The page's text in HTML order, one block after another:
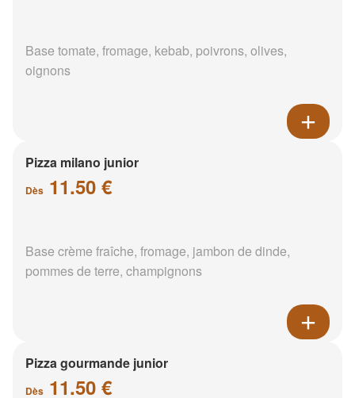
Base tomate, fromage, kebab, poivrons, olives,
oignons
Pizza milano junior
Dès 11.50 €
Base crème fraîche, fromage, jambon de dinde,
pommes de terre, champignons
Pizza gourmande junior
Dès 11.50 €